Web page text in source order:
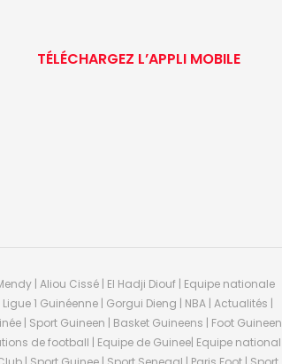
TÉLÉCHARGEZ L’APPLI MOBILE
| Aliou Cissé | El Hadji Diouf | Equipe nationale
1 Guinéenne | Gorgui Dieng | NBA | Actualités |
| Sport Guineen | Basket Guineens | Foot Guineen
de football | Equipe de Guinee| Equipe national